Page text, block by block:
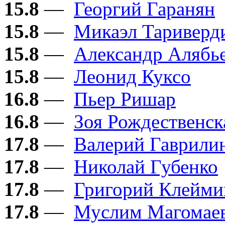
15.8 — Георгий Гаранян
15.8 — Микаэл
15.8 — Александр
15.8 — Леонид Куксо
16.8 — Пьер Ришар
16.8 — Зоя
17.8 — Валерий
17.8 — Николай Губенко
17.8 — Григорий
17.8 — Муслим